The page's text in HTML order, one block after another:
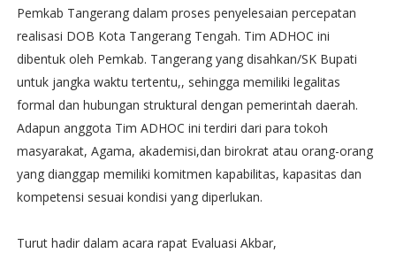
Pemkab Tangerang dalam proses penyelesaian percepatan
realisasi DOB Kota Tangerang Tengah. Tim ADHOC ini
dibentuk oleh Pemkab. Tangerang yang disahkan/SK Bupati
untuk jangka waktu tertentu,, sehingga memiliki legalitas
formal dan hubungan struktural dengan pemerintah daerah.
Adapun anggota Tim ADHOC ini terdiri dari para tokoh
masyarakat, Agama, akademisi,dan birokrat atau orang-orang
yang dianggap memiliki komitmen kapabilitas, kapasitas dan
kompetensi sesuai kondisi yang diperlukan.
Turut hadir dalam acara rapat Evaluasi Akbar,